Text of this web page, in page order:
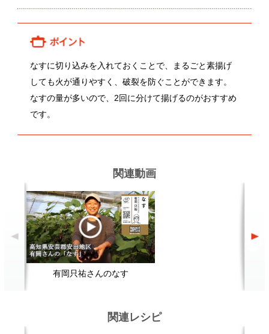
有岡只祐さんのなす
和風おろしハンバーグ
顔が見える食品。 ホーム
野菜。
加工品。
レシピ 動画Gallery